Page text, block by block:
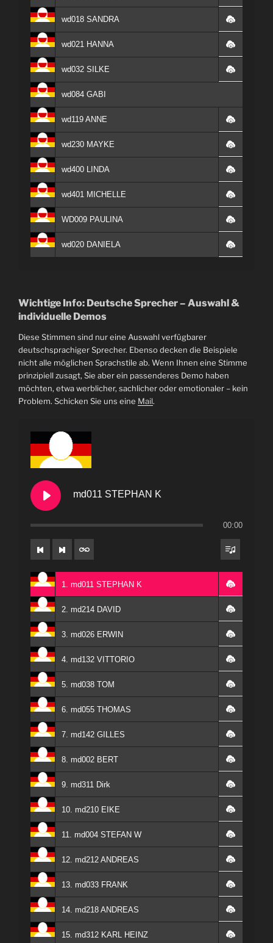
wd018 SANDRA
wd021 HANNA
wd032 SILKE
wd084 GABI
wd119 ANNE
wd230 MAYKE
wd400 LINDA
wd401 MICHELLE
WD009 PAULINA
wd020 DANIELA
Wichtige Info: Deutsche Sprecher – Auswahl &
individuelle Demos
Diese Stimmen sind nur eine Auswahl verfügbarer
deutschsprachiger Sprecher. Ebenso decken die Beispiele
nicht alle möglichen Sprachstile ab. Wenn Ihnen eine Stimme
prinzipiell zusagt, Sie aber ein passenderes Demo haben
möchten, etwa werblicher, sachlicher oder emotionaler – kein
Problem. Schicken Sie uns eine Mail.
md011 STEPHAN K
00:00
1. md011 STEPHAN K
2. md214 DAVID
3. md026 ERWIN
4. md132 VITTORIO
5. md038 TOM
6. md055 THOMAS
7. md142 GILLES
8. md002 BERT
9. md311 Dirk
10. md210 EIKE
11. md004 STEFAN W
12. md212 ANDREAS
13. md033 FRANK
14. md218 ANDREAS
15. md312 KARL HEINZ